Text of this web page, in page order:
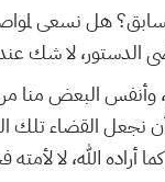
هل نسعى
الدستور، لا شك
وأنفس البعض
نجعل القضاء تلك
أراده الله، لا